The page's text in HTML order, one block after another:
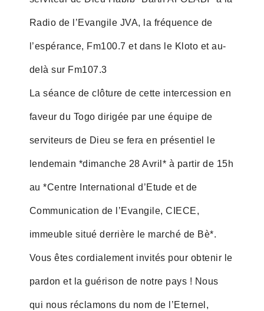
Radio de l’Evangile JVA, la fréquence de
l’espérance, Fm100.7 et dans le Kloto et au-
delà sur Fm107.3
La séance de clôture de cette intercession en
faveur du Togo dirigée par une équipe de
serviteurs de Dieu se fera en présentiel le
lendemain *dimanche 28 Avril* à partir de 15h
au *Centre International d’Etude et de
Communication de l’Evangile, CIECE,
immeuble situé derrière le marché de Bè*.
Vous êtes cordialement invités pour obtenir le
pardon et la guérison de notre pays ! Nous
qui nous réclamons du nom de l’Eternel,